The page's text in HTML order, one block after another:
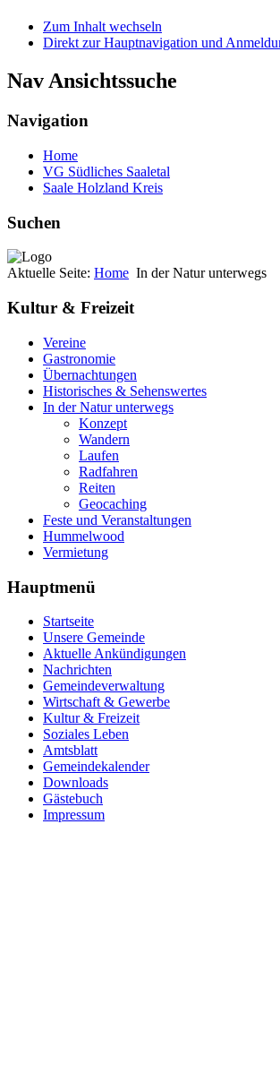
Zum Inhalt wechseln
Direkt zur Hauptnavigation und
Nav Ansichtssuche
Navigation
Home
VG Südliches Saaletal
Saale Holzland Kreis
Suchen
Aktuelle Seite: Home In der Natur unterwegs
Kultur & Freizeit
Vereine
Gastronomie
Übernachtungen
Historisches & Sehenswertes
In der Natur unterwegs
Konzept
Wandern
Laufen
Radfahren
Reiten
Geocaching
Feste und Veranstaltungen
Hummelwood
Vermietung
Hauptmenü
Startseite
Unsere Gemeinde
Aktuelle Ankündigungen
Nachrichten
Gemeindeverwaltung
Wirtschaft & Gewerbe
Kultur & Freizeit
Soziales Leben
Amtsblatt
Gemeindekalender
Downloads
Gästebuch
Impressum